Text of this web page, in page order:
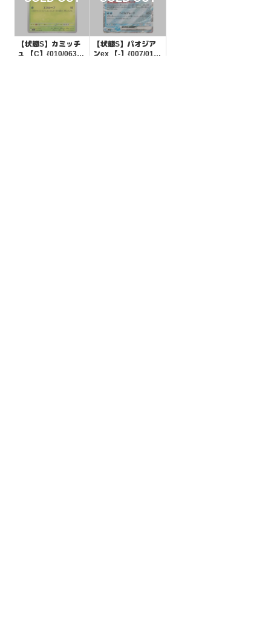
【状態S】カミッチ
ュ 【C】{010/063}
【状態S】パオジア
ンex 【-】{007/019}